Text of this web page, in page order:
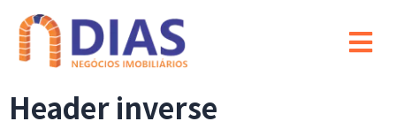
Header inverse